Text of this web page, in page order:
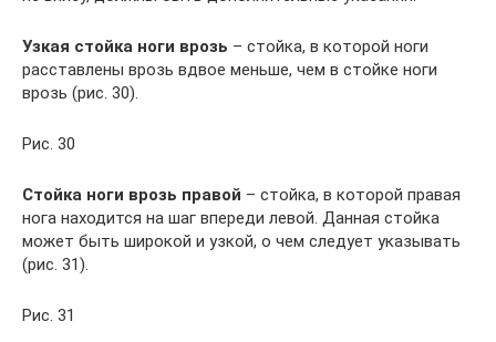
Узкая стойка ноги врозь – стойка, в которой ноги
расставлены врозь вдвое меньше, чем в стойке ноги
врозь (рис. 30).
Рис. 30
Стойка ноги врозь правой – стойка, в которой правая
нога находится на шаг впереди левой. Данная стойка
может быть широкой и узкой, о чем следует указывать
(рис. 31).
Рис. 31